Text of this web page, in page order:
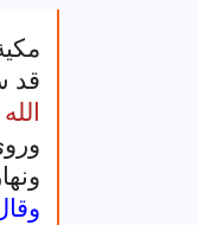
قد